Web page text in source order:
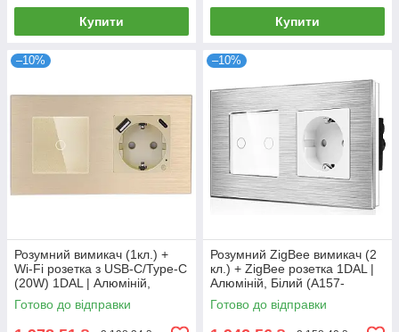
Купити Купити
–10%
Розумний вимикач (1кл.) +
Wi-Fi розетка з USB-C/Type-C
(20W) 1DAL | Алюміній,
Золото (A157-GSW1G.WF-
STUTC.WF.GD)
Готово до відправки
–10%
Розумний ZigBee вимикач (2
кл.) + ZigBee розетка 1DAL |
Алюміній, Білий (A157-
GSW2G.ZB-ST.ZB.WT)
Готово до відправки